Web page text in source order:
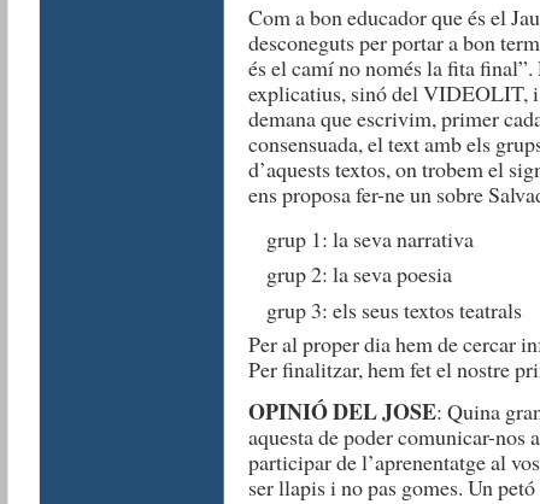
Com a bon educador que és el
desconeguts per portar a bon
és el camí no només la fita
explicatius, sinó del VIDEOLIT, i
demana que escrivim, primer
consensuada, el text amb els
d’aquests textos, on trobem el
ens proposa fer-ne un sobre
grup 1: la seva narrativa
grup 2: la seva poesia
grup 3: els seus textos teatrals
Per al proper dia hem de cercar
Per finalitzar, hem fet el nostre
OPINIÓ DEL JOSE: Quina
aquesta de poder comunicar-
participar de l’aprenentatge al
ser llapis i no pas gomes. Un petó